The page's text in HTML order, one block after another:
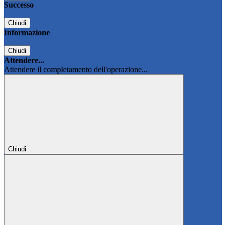
Successo
Chiudi
Informazione
Chiudi
Attendere...
Attendere il completamento dell'operazione...
Chiudi